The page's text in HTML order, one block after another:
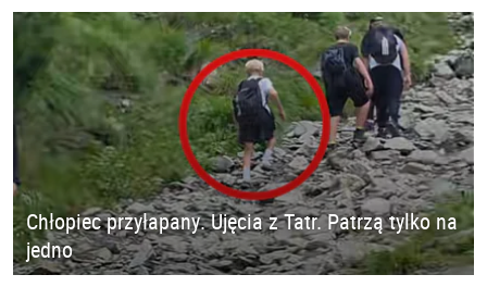
Chłopiec przyłapany. Ujęcia z Tatr. Patrzą tylko na
jedno